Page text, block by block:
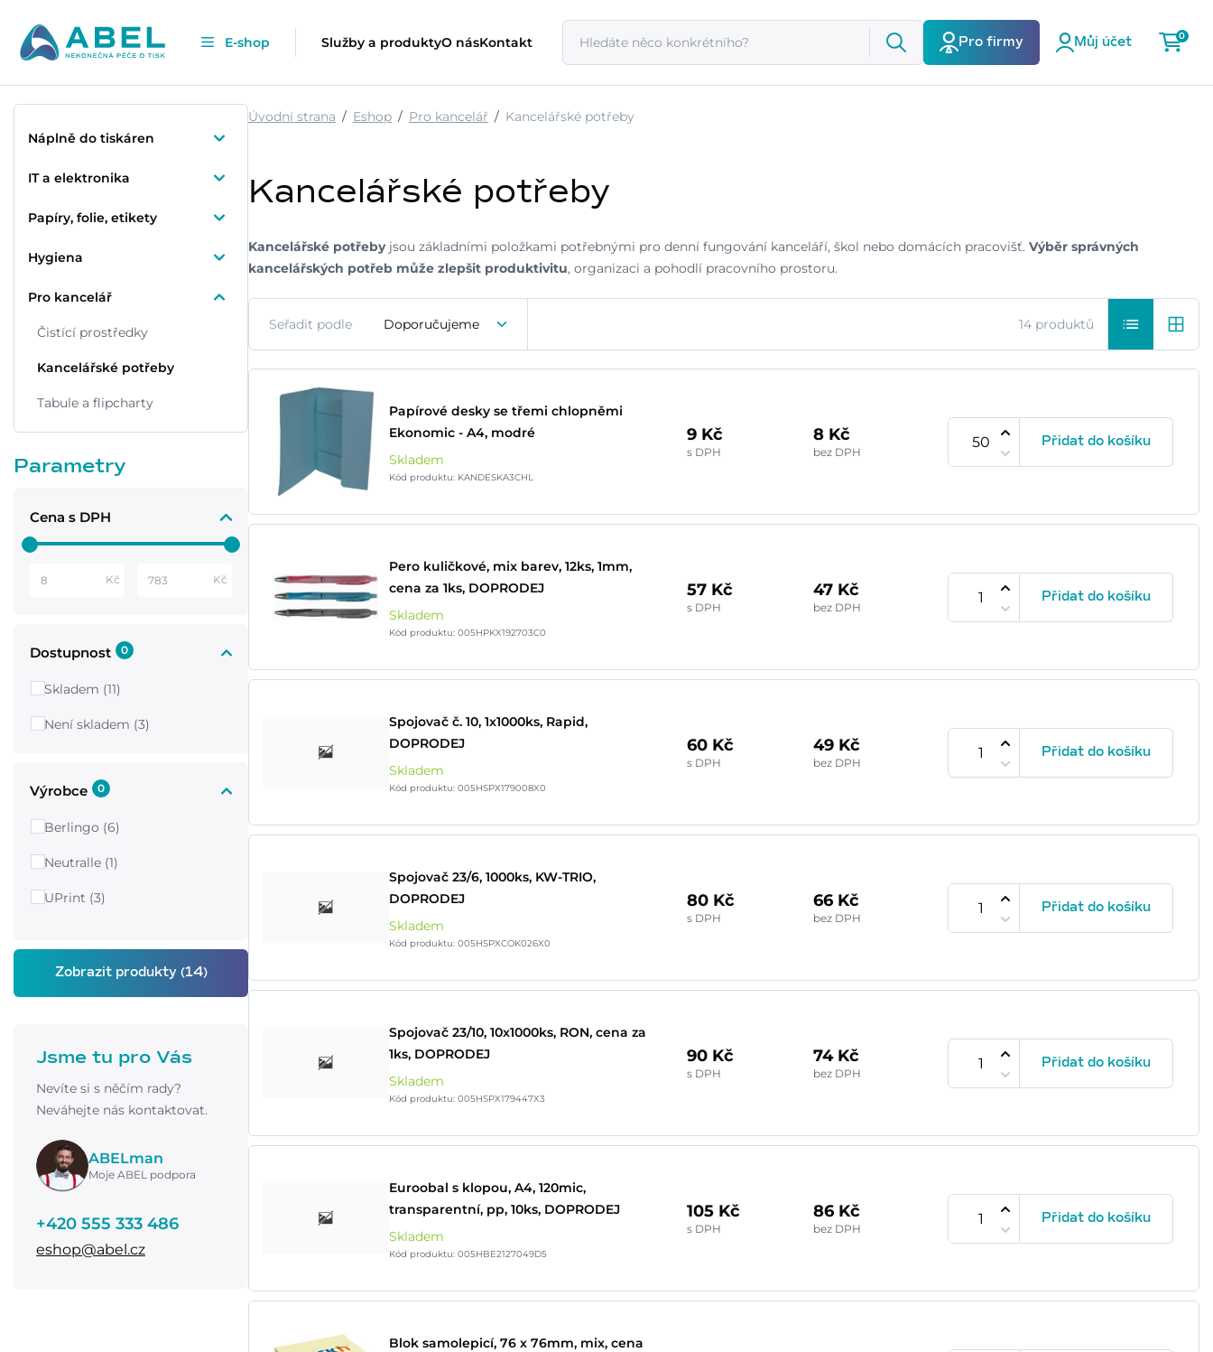
E-shop Služby a produktyO násKontakt Pro firmy Můj účet
0
Náplně do tiskáren
IT a elektronika
Papíry, folie, etikety
Hygiena
Pro kancelář
Čistící prostředky
Kancelářské potřeby
Tabule a flipcharty
Parametry
Cena s DPH
Kč Kč
Dostupnost 0
Skladem (11)
Není skladem (3)
Výrobce 0
Berlingo (6)
Neutralle (1)
UPrint (3)
Jsme tu pro Vás
Nevíte si s něčím rady?
Neváhejte nás kontaktovat.
ABELman
Moje ABEL podpora
+420 555 333 486
eshop@abel.cz
Úvodní strana Eshop Pro kancelář Kancelářské potřeby
Kancelářské potřeby
Kancelářské potřebyjsou základními položkami potřebnými pro denní fungování kanceláří, škol nebo domácích pracovišť. Výběr správných
kancelářských potřeb může zlepšit produktivitu, organizaci a pohodlí pracovního prostoru.
Seřadit podle Doporučujeme 14 produktů
Papírové desky se třemi chlopněmi
Ekonomic - A4, modré
Skladem
Kód produktu: KANDESKA3CHL
9 Kč
s DPH
8 Kč
bez DPH
Přidat do košíku
Pero kuličkové, mix barev, 12ks, 1mm,
cena za 1ks, DOPRODEJ
Skladem
Kód produktu: 005HPKX192703C0
57 Kč
s DPH
47 Kč
bez DPH
Přidat do košíku
Spojovač č. 10, 1x1000ks, Rapid,
DOPRODEJ
Skladem
Kód produktu: 005HSPX179008X0
60 Kč
s DPH
49 Kč
bez DPH
Přidat do košíku
Spojovač 23/6, 1000ks, KW-TRIO,
DOPRODEJ
Skladem
Kód produktu: 005HSPXCOK026X0
80 Kč
s DPH
66 Kč
bez DPH
Přidat do košíku
Spojovač 23/10, 10x1000ks, RON, cena za
1ks, DOPRODEJ
Skladem
Kód produktu: 005HSPX179447X3
90 Kč
s DPH
74 Kč
bez DPH
Přidat do košíku
Euroobal s klopou, A4, 120mic,
transparentní, pp, 10ks, DOPRODEJ
Skladem
Kód produktu: 005HBE2127049D5
105 Kč
s DPH
86 Kč
bez DPH
Přidat do košíku
Blok samolepicí, 76 x 76mm, mix, cena